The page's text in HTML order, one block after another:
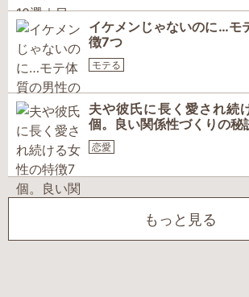
イケメンじゃないのに…モ
徴7つ
モテる
夫や彼氏に長く愛され続
個。良い関係性づくりの秘
恋愛
もっと見る